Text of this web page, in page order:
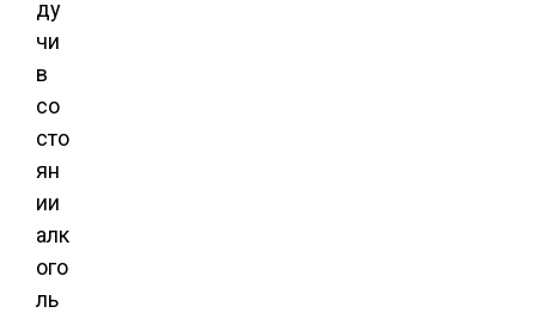
ду
чи
в
со
сто
ян
ии
алк
ого
ль